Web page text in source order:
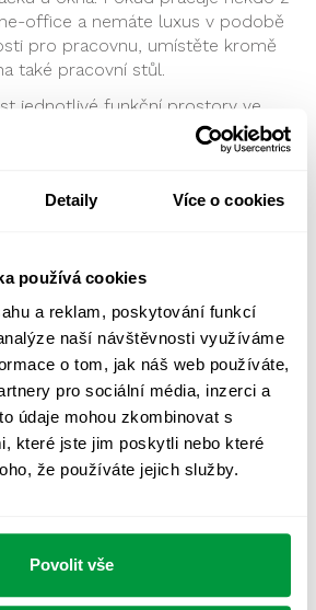
Detaily Více o cookies
používá cookies
a reklam, poskytování funkcí
naší návštěvnosti využíváme
o tom, jak náš web používáte,
pro sociální média, inzerci a
údaje mohou zkombinovat s
které jste jim poskytli nebo které
že používáte jejich služby.
Povolit vše
office a nemáte luxus v podobě
pro pracovnu, umístěte kromě
také pracovní stůl.
jednotlivé funkční prostory ve
pokoji alespoň někdy oddělit?
závěsu, shrnovatelné
dokonce pomoci. A pokud
barvu zástěny, bude se světlo
pokoje.
zdravé světlo?
SVŮJ OBÝVÁK ZDRAVÉ
SVĚTLO?